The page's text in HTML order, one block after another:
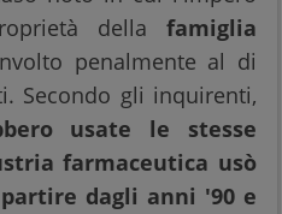
della famiglia
penalmente al di
Secondo gli inquirenti,
usate le stesse
farmaceutica usò
dagli anni '90 e